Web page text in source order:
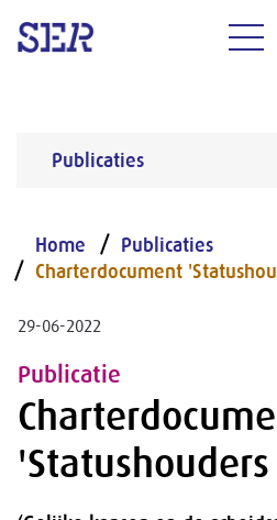
Publicaties
Home
Publicaties
Charterdocument
29-06-2022
Publicatie